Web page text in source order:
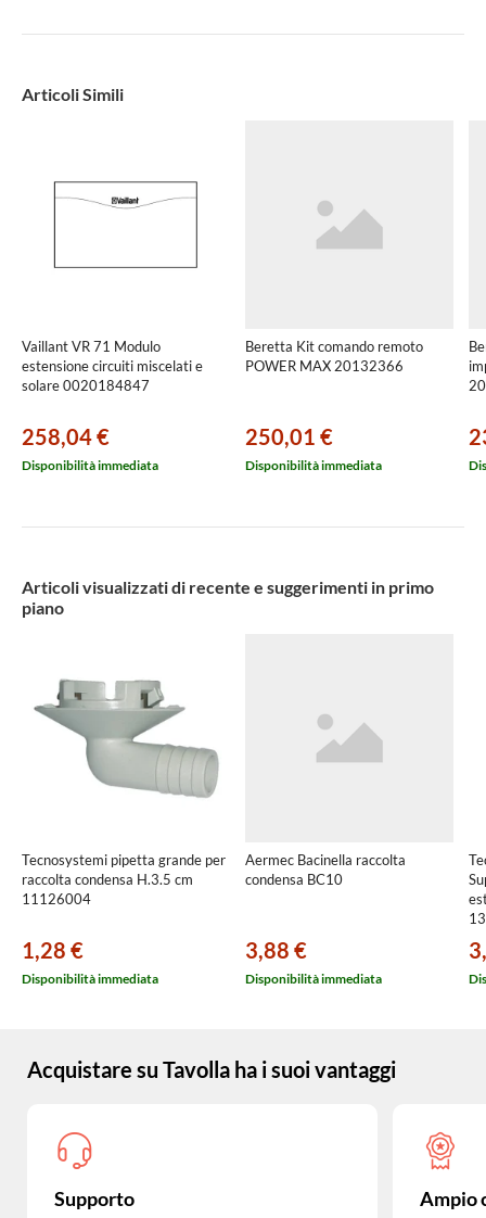
Articoli Simili
Vaillant VR 71 Modulo
estensione circuiti miscelati e
solare 0020184847
258,04 €
Disponibilità immediata
Beretta Kit comando remoto
POWER MAX 20132366
250,01 €
Disponibilità immediata
Articoli visualizzati di recente e suggerimenti in primo
piano
Tecnosystemi pipetta grande per
raccolta condensa H.3.5 cm
11126004
1,28 €
Disponibilità immediata
Aermec Bacinella raccolta
condensa BC10
3,88 €
Disponibilità immediata
Acquistare su Tavolla ha i suoi vantaggi
Supporto Ampio